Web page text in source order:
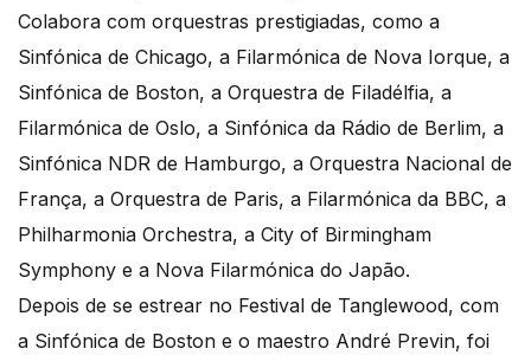
Colabora com orquestras prestigiadas, como a
Sinfónica de Chicago, a Filarmónica de Nova Iorque, a
Sinfónica de Boston, a Orquestra de Filadélfia, a
Filarmónica de Oslo, a Sinfónica da Rádio de Berlim, a
Sinfónica NDR de Hamburgo, a Orquestra Nacional de
França, a Orquestra de Paris, a Filarmónica da BBC, a
Philharmonia Orchestra, a City of Birmingham
Symphony e a Nova Filarmónica do Japão.
Depois de se estrear no Festival de Tanglewood, com
a Sinfónica de Boston e o maestro André Previn, foi